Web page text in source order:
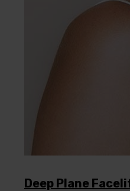
Deep Plane